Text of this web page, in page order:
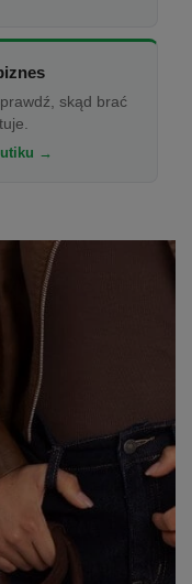
skąd brać
→